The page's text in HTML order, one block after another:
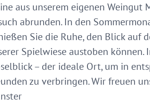
aus unserem eigenen Weingut
abrunden. In den
Sie die Ruhe, den Blick auf
Spielwiese austoben
– der ideale Ort, um in
zu verbringen. Wir freuen